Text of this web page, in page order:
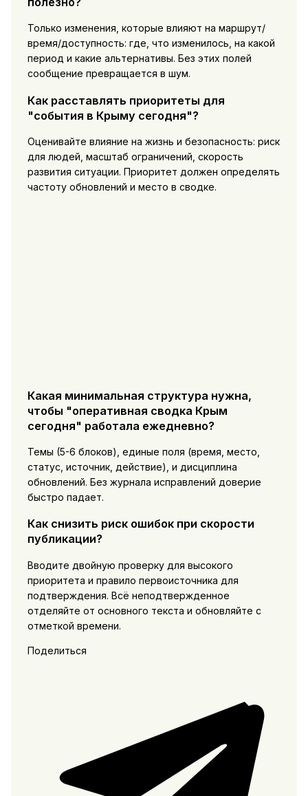
Только изменения, которые влияют на маршрут/
время/доступность: где, что изменилось, на какой
период и какие альтернативы. Без этих полей
сообщение превращается в шум.
Как расставлять приоритеты для
"события в Крыму сегодня"?
Оценивайте влияние на жизнь и безопасность: риск
для людей, масштаб ограничений, скорость
развития ситуации. Приоритет должен определять
частоту обновлений и место в сводке.
Какая минимальная структура нужна,
чтобы "оперативная сводка Крым
сегодня" работала ежедневно?
Темы (5-6 блоков), единые поля (время, место,
статус, источник, действие), и дисциплина
обновлений. Без журнала исправлений доверие
быстро падает.
Как снизить риск ошибок при скорости
публикации?
Вводите двойную проверку для высокого
приоритета и правило первоисточника для
подтверждения. Всё неподтвержденное
отделяйте от основного текста и обновляйте с
отметкой времени.
Поделиться